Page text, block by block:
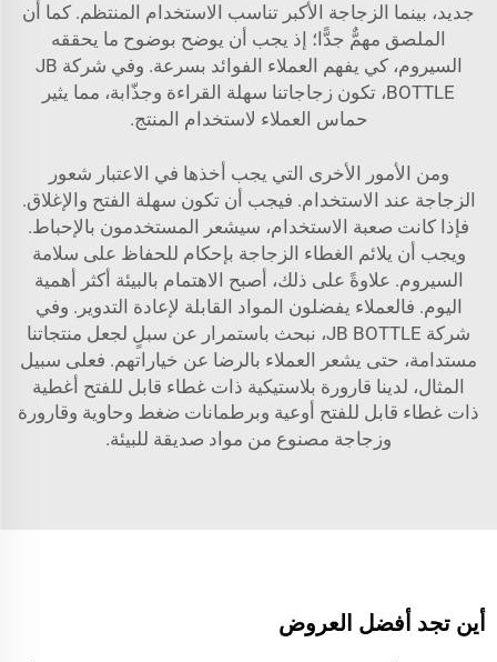
جديد، بينما الزجاجة الأكبر تناسب الاستخدام المنتظم. كما أن
الملصق مهمٌّ جدًّا؛ إذ يجب أن يوضح بوضوح ما يحققه
السيروم، كي يفهم العملاء الفوائد بسرعة. وفي شركة JB
BOTTLE، تكون زجاجاتنا سهلة القراءة وجذّابة، مما يثير
حماس العملاء لاستخدام المنتج.
ومن الأمور الأخرى التي يجب أخذها في الاعتبار شعور
الزجاجة عند الاستخدام. فيجب أن تكون سهلة الفتح والإغلاق.
فإذا كانت صعبة الاستخدام، سيشعر المستخدمون بالإحباط.
ويجب أن يلائم الغطاء الزجاجة بإحكام للحفاظ على سلامة
السيروم. علاوةً على ذلك، أصبح الاهتمام بالبيئة أكثر أهمية
اليوم. فالعملاء يفضلون المواد القابلة لإعادة التدوير. وفي
شركة JB BOTTLE، نبحث باستمرار عن سبلٍ لجعل منتجاتنا
مستدامة، حتى يشعر العملاء بالرضا عن خياراتهم. فعلى سبيل
المثال، لدينا قارورة بلاستيكية ذات غطاء قابل للفتح أغطية
ذات غطاء قابل للفتح أوعية وبرطمانات ضغط وحاوية وقارورة
وزجاجة مصنوع من مواد صديقة للبيئة.
أين تجد أفضل العروض